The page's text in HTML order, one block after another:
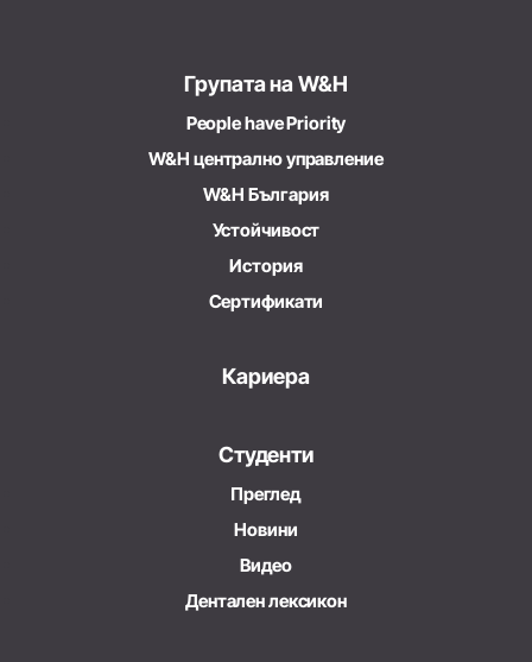
Групата на W&H
People have Priority
W&H централно управление
W&H България
Устойчивост
История
Сертификати
Кариера
Студенти
Преглед
Новини
Видео
Дентален лексикон